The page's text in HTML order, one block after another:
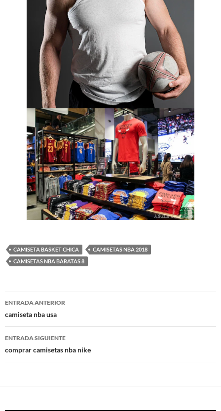
CAMISETA BASKET CHICA
CAMISETAS NBA 2018
CAMISETAS NBA BARATAS 8
Navegación
de
entradas
ENTRADA ANTERIOR
camiseta nba usa
ENTRADA SIGUIENTE
comprar camisetas nba nike